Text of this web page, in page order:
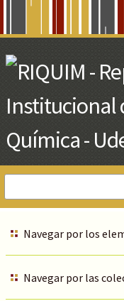
Main
Content
Navegar por los
Navegar por las